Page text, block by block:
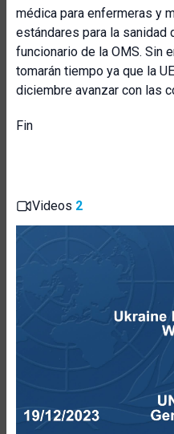
médica para enfermeras y
estándares para la sanidad
funcionario de la OMS. Sin
tomarán tiempo ya que la
diciembre avanzar con las
Fin
Videos 2